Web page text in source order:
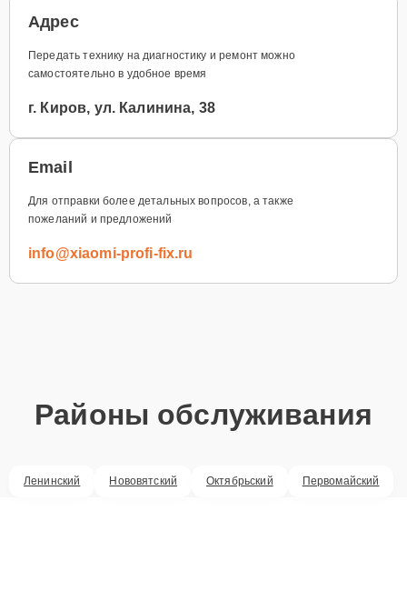
Адрес
Передать технику на диагностику и ремонт можно
самостоятельно в удобное время
г. Киров, ул. Калинина, 38
Email
Для отправки более детальных вопросов, а также
пожеланий и предложений
info@xiaomi-profi-fix.ru
Районы обслуживания
Ленинский Нововятский Октябрьский Первомайский